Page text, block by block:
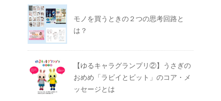
モノを買うときの２つの思考回路と
は？
【ゆるキャラグランプリ②】うさぎの
おめめ「ラビイとビット」のコア・メ
ッセージとは